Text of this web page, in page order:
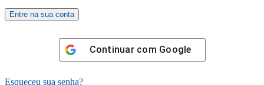
Continuar com Google
Esqueceu sua senha?